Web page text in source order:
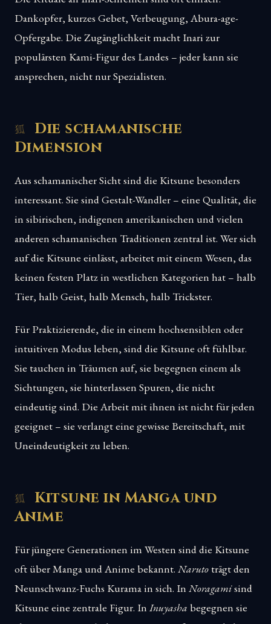
Dankopfer, kurzes Gebet, Verbeugung, Abura-age-
Opfergabe. Die Zugänglichkeit macht Inari zur
populärsten Kami-Figur des Landes – jeder kann sie
ansprechen, nicht nur Spezialisten.
Die schamanische
Dimension
Aus schamanischer Sicht sind die Kitsune besonders
interessant. Sie sind Gestalt-Wandler – eine Qualität, die
in sibirischen, indigenen amerikanischen und vielen
anderen schamanischen Traditionen zentral ist. Wer sich
auf die Kitsune einlässt, arbeitet mit einem Wesen, das
keinen festen Platz in westlichen Kategorien hat – halb
Tier, halb Geist, halb Mensch, halb Trickster.
Für Praktizierende, die in einem hochsensiblen oder
intuitiven Modus leben, sind die Kitsune oft fühlbar.
Sie tauchen in Träumen auf, sie begegnen einem als
Sichtungen, sie hinterlassen Spuren, die nicht
eindeutig sind. Die Arbeit mit ihnen ist nicht für jeden
geeignet – sie verlangt eine gewisse Bereitschaft, mit
Uneindeutigkeit zu leben.
Kitsune in Manga und
Anime
Für jüngere Generationen im Westen sind die Kitsune
oft über Manga und Anime bekannt. Naruto trägt den
Neunschwanz-Fuchs Kurama in sich. In Noragamisind
Kitsune eine zentrale Figur. InInuyasha begegnen sie